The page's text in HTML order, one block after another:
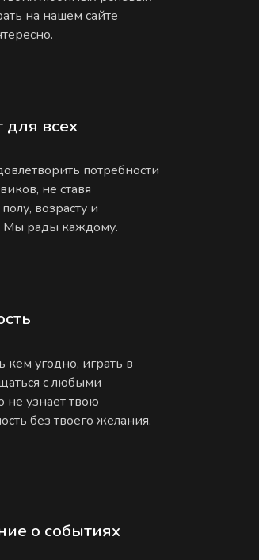
на нашем сайте
всех
потребности
не ставя
возрасту и
Мы рады каждому.
кем угодно, играть в
с любыми
не узнает твою
без твоего желания.
о событиях